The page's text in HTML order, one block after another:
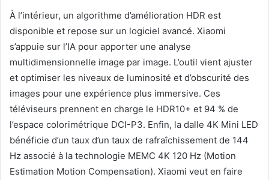
À l’intérieur, un algorithme d’amélioration HDR est
disponible et repose sur un logiciel avancé. Xiaomi
s’appuie sur l’IA pour apporter une analyse
multidimensionnelle image par image. L’outil vient ajuster
et optimiser les niveaux de luminosité et d’obscurité des
images pour une expérience plus immersive. Ces
téléviseurs prennent en charge le HDR10+ et 94 % de
l’espace colorimétrique DCI-P3. Enfin, la dalle 4K Mini LED
bénéficie d’un taux d’un taux de rafraîchissement de 144
Hz associé à la technologie MEMC 4K 120 Hz (Motion
Estimation Motion Compensation). Xiaomi veut en faire